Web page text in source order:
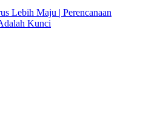
Lebih Maju | Perencanaan
Kunci